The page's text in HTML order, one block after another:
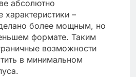
абсолютно
характеристики –
более мощным, но
формате. Таким
возможности
в минимальном